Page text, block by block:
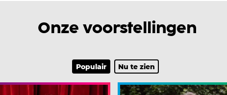
Onze voorstellingen
Populair Nu te zien